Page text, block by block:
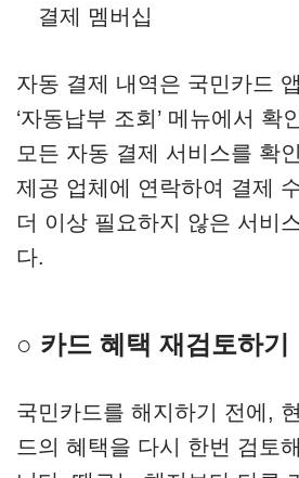
결제 멤버십
자동 결제 내역은 국민카드
‘자동납부 조회’ 메뉴에서 확
모든 자동 결제 서비스를 확
제공 업체에 연락하여 결제
더 이상 필요하지 않은 서비
다.
○ 카드 혜택 재검토하기
국민카드를 해지하기 전에,
드의 혜택을 다시 한번 검토